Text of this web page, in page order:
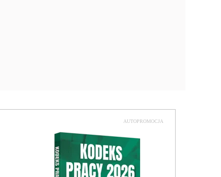
AUTOPROMOCJA